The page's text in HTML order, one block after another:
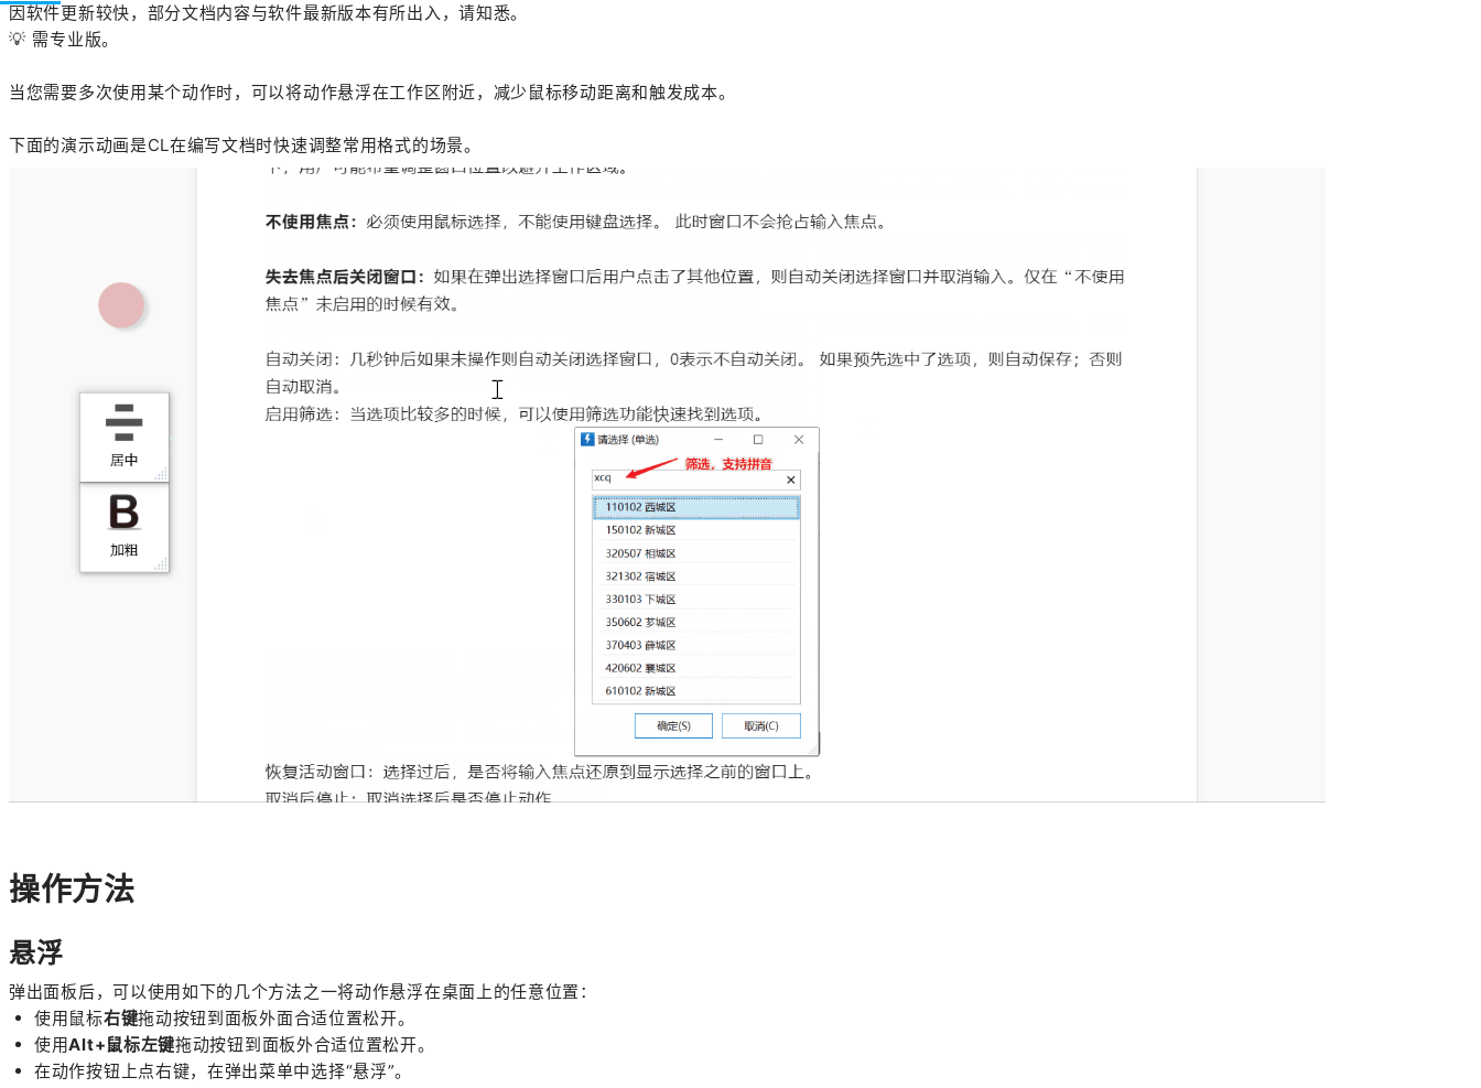
因软件更新较快，部分文档内容与软件最新版本有所出入，请知悉。
💡 需专业版。
当您需要多次使用某个动作时，可以将动作悬浮在工作区附近，减少鼠标移动距离和触发成本。
下面的演示动画是CL在编写文档时快速调整常用格式的场景。
操作方法
悬浮
弹出面板后，可以使用如下的几个方法之一将动作悬浮在桌面上的任意位置：
使用鼠标右键拖动按钮到面板外面合适位置松开。
使用Alt+鼠标左键拖动按钮到面板外合适位置松开。
在动作按钮上点右键，在弹出菜单中选择“悬浮”。